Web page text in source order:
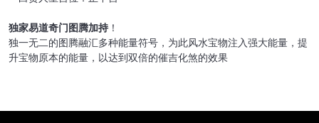
独家易道奇门图腾加持！
独一无二的图腾融汇多种能量符号，为此风水宝物注入强大能量，提
升宝物原本的能量，以达到双倍的催吉化煞的效果